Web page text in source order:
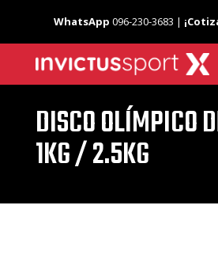
WhatsApp 096-230-3683 |
DISCO OLÍMPICO
1KG / 2.5KG